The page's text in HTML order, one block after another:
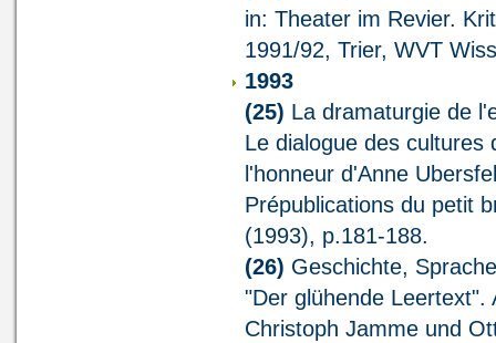
in: Theater im Revier.
1991/92, Trier, WVT
1993
(25) La dramaturgie de
Le dialogue des cultures
l'honneur d'Anne
Prépublications du petit
(1993), p.181-188.
(26) Geschichte,
"Der glühende Leertext".
Christoph Jamme und